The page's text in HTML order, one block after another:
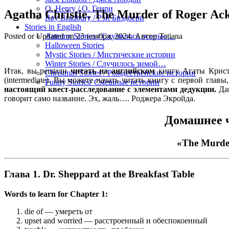
O. Henry / О. Генри
Ray Bradbury / Рэй Брэдбери
Stories in English
Autumn Stories / Случилось осенью…
Halloween Stories
Mystic Stories / Мистические истории
Winter Stories / Случилось зимой…
Christmas Stories / Рождественские истории
Funny Stories/ Смешные истории
Agatha Christie. The Murder of Roger
Posted or Updated on23 ноября, 2024. АвторTatiana
Итак, вы решиличитать на английскомкнигу Агаты
(intermediate). Вы можете начать читать книгу с первой
настоящий квест-расследование с элементами дедукции.
говорит само название. Эх, жаль…. Роджера Экройда.
Домашнее
«The
Глава 1. Dr. Sheppard at the Breakfast Table
Words to learn for Chapter 1:
die of — умереть от
upset and worried — расстроенный и обеспокоенный